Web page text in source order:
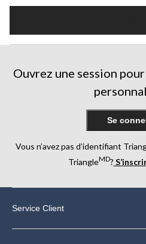
Ouvrez une session
Se
Vous n’avez pas d’identifiant
TriangleMD?
Service Client